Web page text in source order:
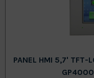
PANEL HMI 5,7' TFT-
GP4000